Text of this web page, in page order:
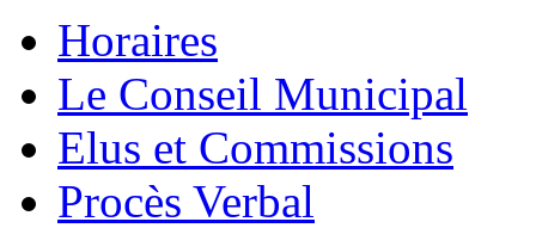
Horaires
Le Conseil Municipal
Elus et Commissions
Procès Verbal